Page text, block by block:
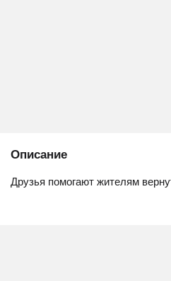
Описание
Друзья помогают жителям